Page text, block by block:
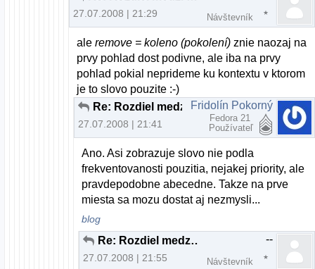
27.07.2008 | 21:29 Návštevník
aleremove = koleno (pokolení) znie naozaj na
prvy pohlad dost podivne, ale iba na prvy
pohlad pokial neprideme ku kontextu v ktorom
je to slovo pouzite :-)
Re: Rozdiel medzi x86 a 64 bitovou verziou
27.07.2008 | 21:41
Fridolín Pokorný
Fedora 21
Používateľ
Ano. Asi zobrazuje slovo nie podla
frekventovanosti pouzitia, nejakej priority, ale
pravdepodobne abecedne. Takze na prve
miesta sa mozu dostat aj nezmysli...
blog
Re: Rozdiel medzi x86 a 64 bitovou verziou
27.07.2008 | 21:55
--
Návštevník